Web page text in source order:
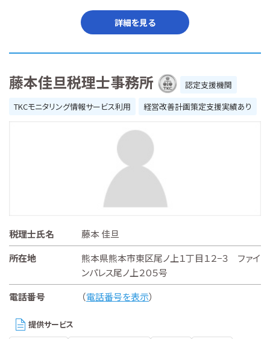
詳細を見る
藤本佳旦税理士事務所
認定支援機関
TKCモニタリング情報サービス利用
経営改善計画策定支援実績あり
税理士氏名
藤本 佳旦
所在地
熊本県熊本市東区尾ノ上１丁目１２−３ ファイ
ンパレス尾ノ上２０５号
電話番号
（電話番号を表示）
提供サービス